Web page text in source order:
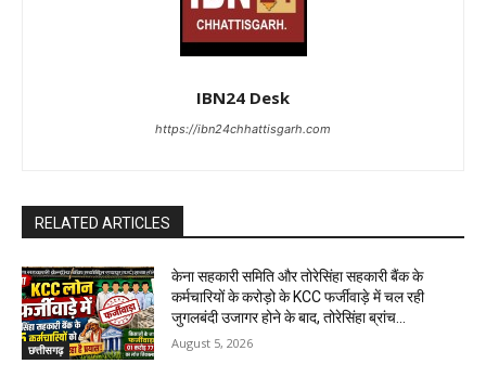
IBN24 Desk
https://ibn24chhattisgarh.com
RELATED ARTICLES
छत्तीसगढ़
केना सहकारी समिति और तोरेसिंहा सहकारी बैंक के
कर्मचारियों के करोड़ो के KCC फर्जीवाड़े में चल रही
जुगलबंदी उजागर होने के बाद, तोरेसिंहा ब्रांच...
August 5, 2026